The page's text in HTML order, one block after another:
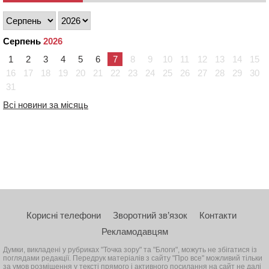
Серпень 2026
1
2 3 4 5 6 7 8 9 10 11 12 13 14
15
16
17 18 19 20 21 22 23 24 25 26 27 28 29
30
31
Всі новини за місяць
Корисні телефони Зворотний зв’язок
Контакти
Рекламодавцям
Думки, викладені у рубриках "Точка зору" та "Блоги", можуть не збігатися із
поглядами редакції. Передрук матеріалів з сайту "Про все" можливий тільки
за умов розміщення у тексті прямого і активного посилання на сайт не далі